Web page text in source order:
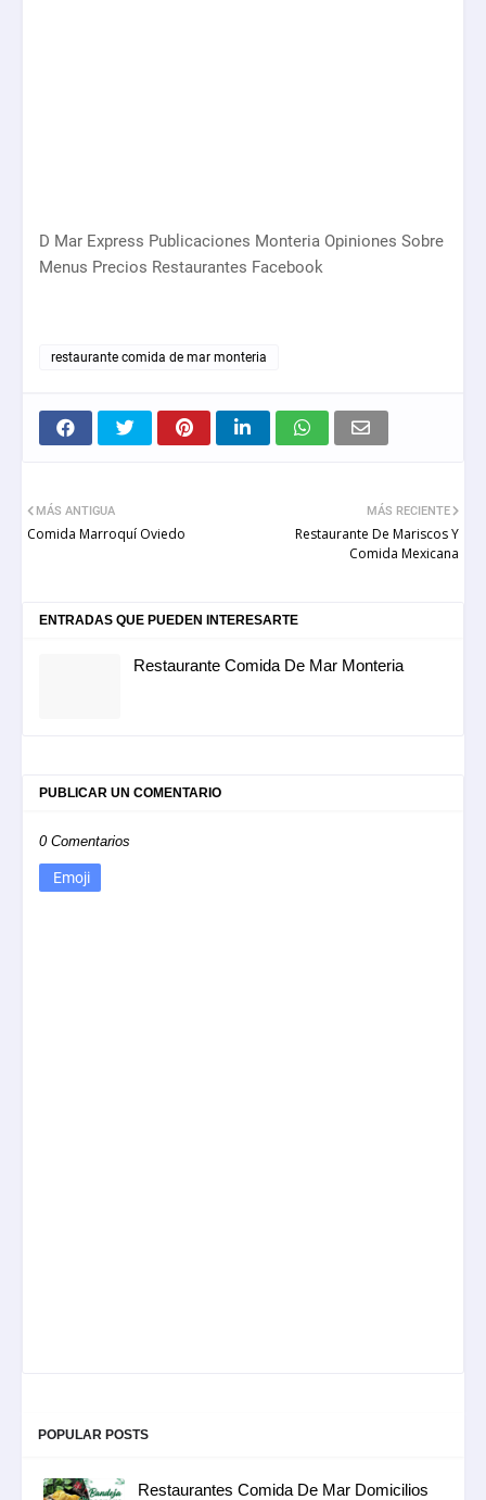
D Mar Express Publicaciones Monteria Opiniones Sobre
Menus Precios Restaurantes Facebook
restaurante comida de mar monteria
MÁS RECIENTE
Restaurante De Mariscos Y
Comida Mexicana
MÁS ANTIGUA
Comida Marroquí Oviedo
ENTRADAS QUE PUEDEN INTERESARTE
Restaurante Comida De Mar Monteria
PUBLICAR UN COMENTARIO
0 Comentarios
Emoji
POPULAR POSTS
Restaurantes Comida De Mar Domicilios